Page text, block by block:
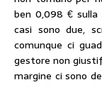
ben 0,098 € sulla
casi sono due,
comunque ci
gestore non
margine ci sono